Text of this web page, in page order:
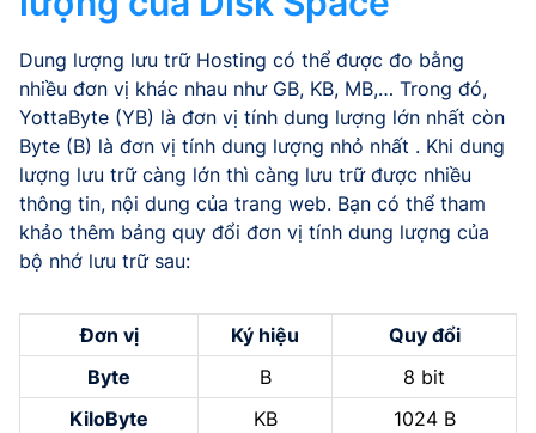
Dung lượng lưu trữ Hosting có thể được đo bằng
nhiều đơn vị khác nhau như GB, KB, MB,… Trong đó,
YottaByte (YB) là đơn vị tính dung lượng lớn nhất còn
Byte (B) là đơn vị tính dung lượng nhỏ nhất . Khi dung
lượng lưu trữ càng lớn thì càng lưu trữ được nhiều
thông tin, nội dung của trang web. Bạn có thể tham
khảo thêm bảng quy đổi đơn vị tính dung lượng của
bộ nhớ lưu trữ sau:
Đơn vị Ký hiệu
Quy đổi
Byte
B
8 bit
KiloByte
KB
1024 B